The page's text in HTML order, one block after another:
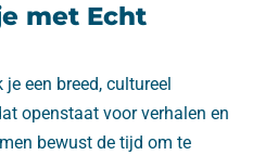
met Echt
een breed, cultureel
openstaat voor verhalen en
bewust de tijd om te